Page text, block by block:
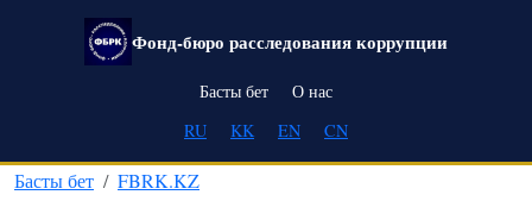
Skip to main content
Фонд-бюро расследования коррупции
Main navigation
Басты бет
О нас
RU
KK EN CN
Басты бет FBRK.KZ